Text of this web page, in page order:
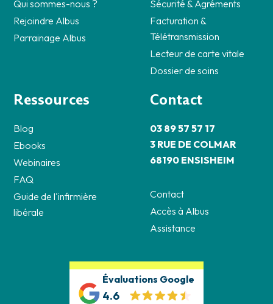
Qui sommes-nous ?
Rejoindre Albus
Parrainage Albus
Sécurité & Agréments
Facturation &
Télétransmission
Lecteur de carte vitale
Dossier de soins
Ressources
Blog
Ebooks
Webinaires
FAQ
Guide de l'infirmière
libérale
Contact
03 89 57 57 17
3 RUE DE COLMAR
68190 ENSISHEIM
Contact
Accès à Albus
Assistance
Évaluations Google
4.6